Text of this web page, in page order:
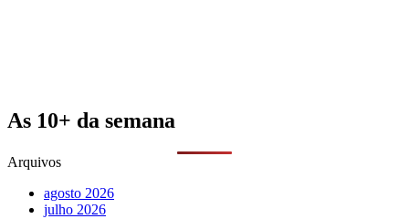
As 10+ da semana
Arquivos
agosto 2026
julho 2026